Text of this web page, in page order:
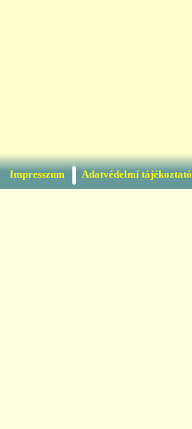
Impresszum Adatvédelmi tájékoztató